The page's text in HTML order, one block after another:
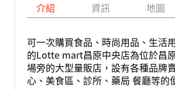
介紹 資訊 地圖
可一次購買食品、時尚用品、生活
的Lotte mart昌原中央店為位於昌
場旁的大型量販店，設有各種品牌
心、美食區、診所、藥局 餐廳等的